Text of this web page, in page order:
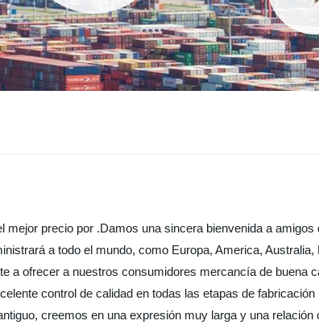
precio por .Damos una sincera bienvenida a amigos
a todo el mundo, como Europa, America, Australia,
a ofrecer a nuestros consumidores mercancía de buena
control de calidad en todas las etapas de fabricación
creemos en una expresión muy larga y una relación